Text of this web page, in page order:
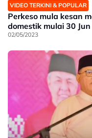
VIDEO TERKINI & POPULAR
Perkeso mula kesan
domestik mulai 30 Jun
02/05/2023